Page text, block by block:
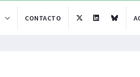
CONTACTO